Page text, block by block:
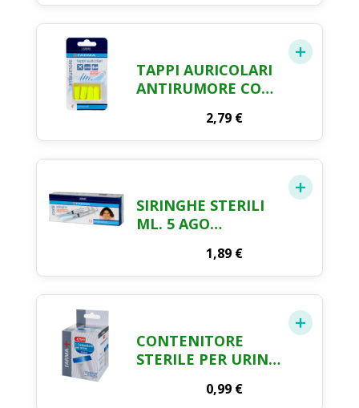
TAPPI AURICOLARI
ANTIRUMORE CON
FARMA CRAI X 4
2,79 €
SIRINGHE STERILI
ML. 5 AGO
CRAI X 10 PEZZI
1,89 €
CONTENITORE
STERILE PER URINE
0,99 €